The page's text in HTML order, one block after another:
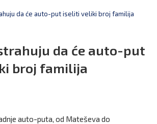
da će auto-put iseliti veliki broj familija
da će auto-put
broj familija
auto-puta, od Mateševa do